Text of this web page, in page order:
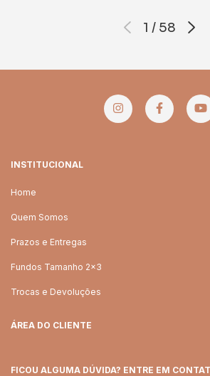
1 / 58
INSTITUCIONAL
Home
Quem Somos
Prazos e Entregas
Fundos Tamanho 2x3
Trocas e Devoluções
ÁREA DO CLIENTE
FICOU ALGUMA DÚVIDA? ENTRE EM